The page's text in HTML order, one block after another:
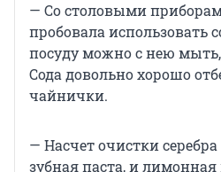
— Со столовыми
пробовала использовать
посуду можно с нею
Сода довольно хорошо
чайнички.
— Насчет очистки
зубная паста, и лимонная